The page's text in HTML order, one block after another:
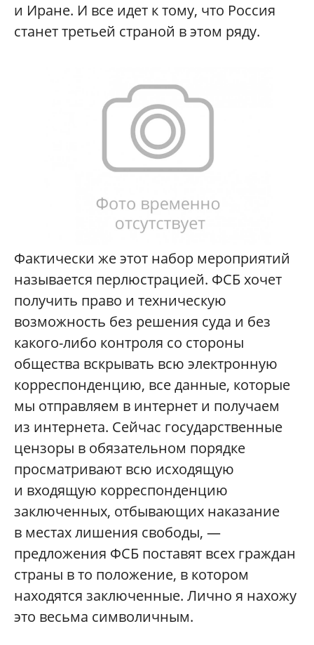
и Иране. И все идет к тому, что Россия
станет третьей страной в этом ряду.
Фактически же этот набор мероприятий
называется перлюстрацией. ФСБ хочет
получить право и техническую
возможность без решения суда и без
какого-либо контроля со стороны
общества вскрывать всю электронную
корреспонденцию, все данные, которые
мы отправляем в интернет и получаем
из интернета. Сейчас государственные
цензоры в обязательном порядке
просматривают всю исходящую
и входящую корреспонденцию
заключенных, отбывающих наказание
в местах лишения свободы, —
предложения ФСБ поставят всех граждан
страны в то положение, в котором
находятся заключенные. Лично я нахожу
это весьма символичным.